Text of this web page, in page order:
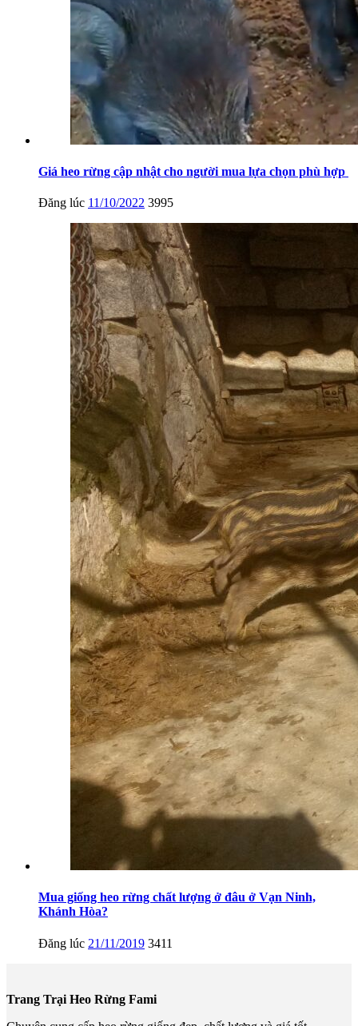
Giá heo rừng cập nhật cho người mua lựa chọn phù hợp
Đăng lúc 11/10/2022 3995
Mua giống heo rừng chất lượng ở đâu ở Vạn Ninh,
Khánh Hòa?
Đăng lúc 21/11/2019 3411
Trang Trại Heo Rừng Fami